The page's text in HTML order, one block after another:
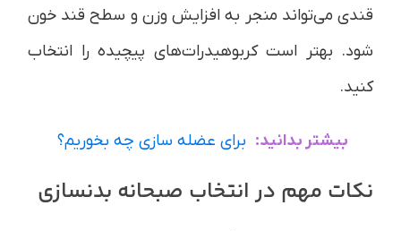
قندی می‌تواند منجر به افزایش وزن و سطح قند خون
شود. بهتر است کربوهیدرات‌های پیچیده را انتخاب
کنید.
بیشتر بدانید: برای عضله سازی چه بخوریم؟
نکات مهم در انتخاب صبحانه بدنسازی